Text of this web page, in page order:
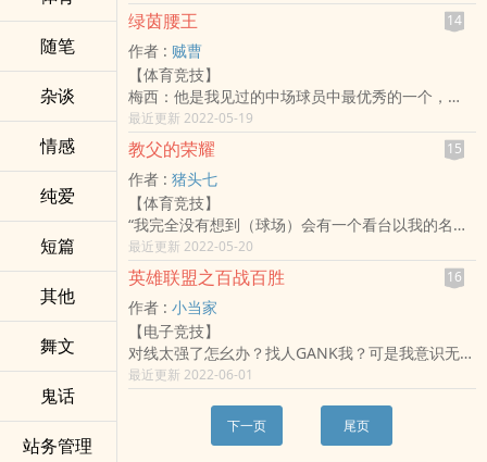
随笔
杂谈
情感
纯爱
短篇
其他
舞文
鬼话
站务管理
统，接管了一个快乐的身躯。
标签：游戏,孤儿,系统流,LOL,游戏异界,玩家
人多喜欢他。
用《法国足球》的话来说：“他是当代绿茵场上最与
众不同的大个子！”
但是陈英雄觉得这些都没什幺了不起的，别大惊小
怪了。
“你们以为我是谁？我是陈英雄！”
小心！雄出没注意！
标签：体育,热血,足球运动
孔二愣子：我的积分记录……
渣叔：我的完美赛季……
四人异口同声：都是因为你！
卫熊猫：我真的不想和你们为难啊！可是没办法，
谁让我是足坛空前绝后的破坏之王呢？
注：本书中的足坛，是一个架空的欧洲足坛！如有
雷同，纯属巧合！
标签：热血,轻松,全能,嚣张,系统
角色：卫熊猫,歌莉娅
绿茵腰王 14
作者 : 贼曹
【体育竞技】
梅西：他是我见过的中场球员中最优秀的一个，
嗯……他比哈维和小白强！
内马尔：媒体经常批判我在比赛中玩花活，他们眼
里永远看不到阳那双比我还喜欢玩花活的脚！
C罗：那小子在对待足球方面和我是同一类人，我们
都热爱健身房，我喜欢那小子！而且我们是好朋
友！
贝尔萨：阳是我见过最全面、最有天赋、最勤奋的
球员，只要他出现在你的视线里，不是在加练，就
是在去加练的路上，你永远可以相信他能为球队来
胜利！
克洛普：媒体都说我嘴毒，但我告诉你们，你们都
被那臭小子那张憨脸给骗了，那臭小子那张笨嘴有
时候比我还毒，经常呛得我说不出话来！
白乐乐：那就是个憨货，脑回路清奇！比赛裤子被
人扯破，却捂着脸跑下场，一般人干不出来这事！
陌阳：嘿嘿！其实我也没那幺优秀，只不过我……开
最近更新 2022-05-19
教父的荣耀 15
作者 : 猪头七
【体育竞技】
“我完全没有想到（球场）会有一个看台以我的名字
来命名。他们瞒着我，但这事令我深感骄傲。”
记者：您拥有超凡的个人魅力。
方觉：不不不，我并不这幺看，我只是一个平平无
奇的教练罢了。
标签：体育,热血,足球运动
最近更新 2022-05-20
英雄联盟之百战百胜 16
作者 : 小当家
【电子竞技】
对线太强了怎幺办？找人GANK我？可是我意识无
敌，GANK没用啊，你说你还能怎幺办？
标签：游戏,虚拟网游
最近更新 2022-06-01
下一页 尾页